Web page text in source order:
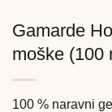
Gamarde
moške (100
100 % naravni